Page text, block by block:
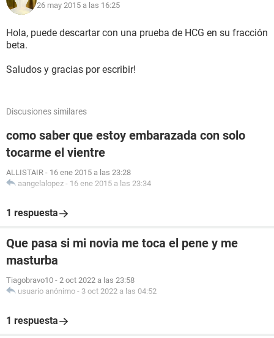
26 may 2015 a las 16:25
Hola, puede descartar con una prueba de HCG en su fracción
beta.
Saludos y gracias por escribir!
Discusiones similares
como saber que estoy embarazada con solo
tocarme el vientre
ALLISTAIR - 16 ene 2015 a las 23:28
aangelalopez - 16 ene 2015 a las 23:34
1 respuesta
Que pasa si mi novia me toca el pene y me
masturba
Tiagobravo10 - 2 oct 2022 a las 23:58
usuario anónimo - 3 oct 2022 a las 04:52
1 respuesta